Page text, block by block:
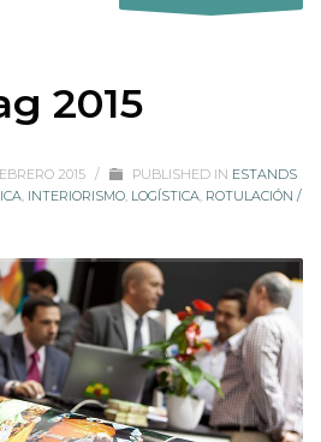
2015
2015 / PUBLISHED IN ESTANDS
, INTERIORISMO, LOGÍSTICA, ROTULACIÓN /